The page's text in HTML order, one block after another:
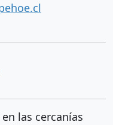
las cercanías